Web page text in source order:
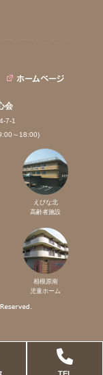
会
7-1
～18:00)
えびな北
高齢者施設
相模原南
児童ホーム